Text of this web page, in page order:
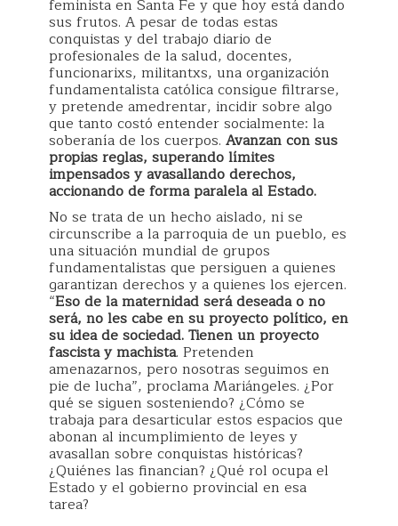
feminista en Santa Fe y que hoy está dando
sus frutos. A pesar de todas estas
conquistas y del trabajo diario de
profesionales de la salud, docentes,
funcionarixs, militantxs, una organización
fundamentalista católica consigue filtrarse,
y pretende amedrentar, incidir sobre algo
que tanto costó entender socialmente: la
soberanía de los cuerpos. Avanzan con sus
propias reglas, superando límites
impensados y avasallando derechos,
accionando de forma paralela al Estado.
No se trata de un hecho aislado, ni se
circunscribe a la parroquia de un pueblo, es
una situación mundial de grupos
fundamentalistas que persiguen a quienes
garantizan derechos y a quienes los ejercen.
“Eso de la maternidad será deseada o no
será, no les cabe en su proyecto político, en
su idea de sociedad. Tienen un proyecto
fascista y machista. Pretenden
amenazarnos, pero nosotras seguimos en
pie de lucha”, proclama Mariángeles. ¿Por
qué se siguen sosteniendo? ¿Cómo se
trabaja para desarticular estos espacios que
abonan al incumplimiento de leyes y
avasallan sobre conquistas históricas?
¿Quiénes las financian? ¿Qué rol ocupa el
Estado y el gobierno provincial en esa
tarea?